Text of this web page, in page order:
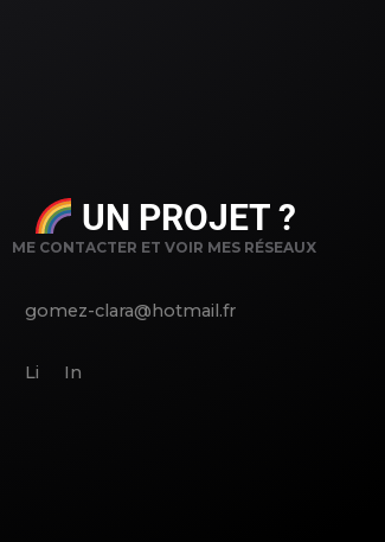
UN PROJET ?
ME CONTACTER ET VOIR MES RÉSEAUX
gomez-clara@hotmail.fr
Li In